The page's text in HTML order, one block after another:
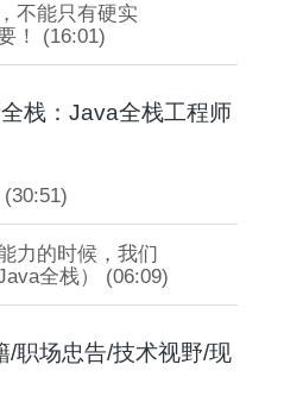
不能只有硬实
！ (16:01)
栈：Java全栈工程师
力的时候，我们
全栈） (06:09)
/职场忠告/技术视野/现